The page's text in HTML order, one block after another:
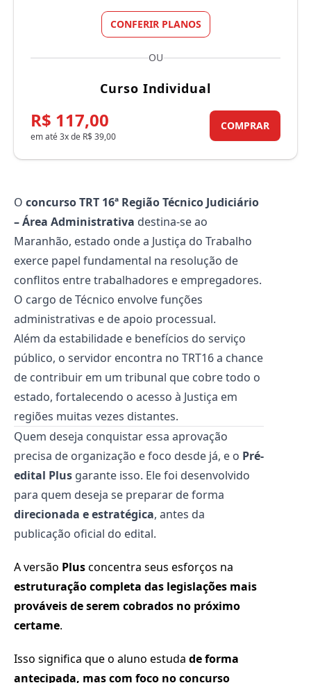
O concurso TRT 16ª Região Técnico Judiciário
– Área Administrativa destina-se ao
Maranhão, estado onde a Justiça do Trabalho
exerce papel fundamental na resolução de
conflitos entre trabalhadores e empregadores.
O cargo de Técnico envolve funções
administrativas e de apoio processual.
Além da estabilidade e benefícios do serviço
público, o servidor encontra no TRT16 a chance
de contribuir em um tribunal que cobre todo o
estado, fortalecendo o acesso à Justiça em
regiões muitas vezes distantes.
Quem deseja conquistar essa aprovação
precisa de organização e foco desde já, e o Pré-
edital Plus garante isso. Ele foi desenvolvido
para quem deseja se preparar de forma
direcionada e estratégica, antes da
publicação oficial do edital.
A versão Plusconcentra seus esforços na
estruturação completa das legislações mais
prováveis de serem cobrados no próximo
certame.
Isso significa que o aluno estuda de forma
antecipada, mas com foco no concurso
CONFERIR PLANOS
OU
Curso Individual
R$ 117,00
em até 3x de R$ 39,00
COMPRAR